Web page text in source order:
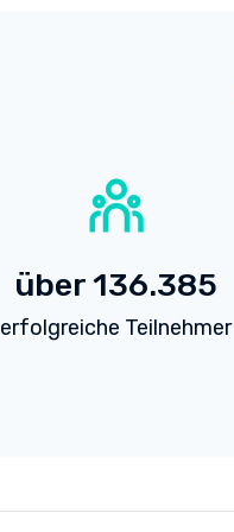
über136.385
erfolgreiche Teilnehmer